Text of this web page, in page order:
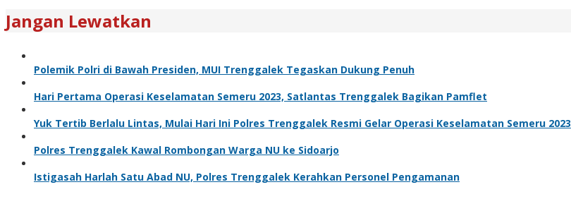
Jangan Lewatkan
Polemik Polri di Bawah Presiden, MUI Trenggalek Tegaskan Dukung Penuh
Hari Pertama Operasi Keselamatan Semeru 2023, Satlantas Trenggalek Bagikan Pamflet
Yuk Tertib Berlalu Lintas, Mulai Hari Ini Polres Trenggalek Resmi Gelar Operasi Keselamatan Semeru 2023
Polres Trenggalek Kawal Rombongan Warga NU ke Sidoarjo
Istigasah Harlah Satu Abad NU, Polres Trenggalek Kerahkan Personel Pengamanan